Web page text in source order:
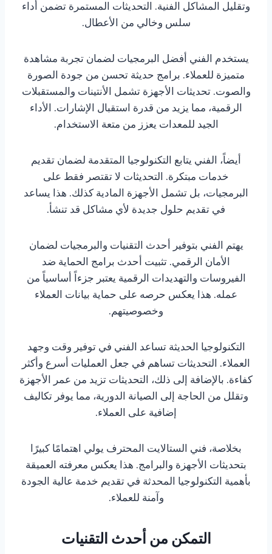
وتقليل المشاكل الفنية. التحديثات المستمرة تضمن أداء
سلس وخالي من الأعطال.
يستخدم الفني أفضل البرمجيات لضمان تجربة مشاهدة
متميزة للعملاء. برامج حديثة تحسن من جودة الصورة
والصوت. تحديثات الأجهزة تشمل الأنتينات والمستقبلات
الرقمية، مما يزيد من قدرة استقبال الإشارات. الأداء
الجيد للمعدات يعزز من متعة الاستخدام.
أيضاً، الفني يتابع التكنولوجيا المتقدمة لضمان تقديم
خدمات مبتكرة. التحديثات لا تقتصر فقط على
البرمجيات، بل تشمل الأجهزة المادية كذلك. هذا يساعد
في تقديم حلول جديدة لأي مشاكل قد تنشأ.
يهتم الفني بتوفير أحدث التقنيات والبرمجيات لضمان
الأمان الرقمي. تثبيت أحدث برامج الحماية ضد
الفيروسات والتهديدات الرقمية يعتبر جزءاً أساسياً من
عمله. هذا يعكس حرصه على حماية بيانات العملاء
وخصوصيتهم.
التكنولوجيا الحديثة تساعد الفني في توفير وقت وجهد
العملاء. التحديثات تساهم في جعل العمليات أسرع وأكثر
كفاءة. بالإضافة إلى ذلك، التحديثات تزيد من عمر الأجهزة
وتقلل من الحاجة إلى الصيانة الدورية، مما يوفر تكاليف
إضافية على العملاء.
بخلاصة، فني الستالايت المحترف يولي اهتمامًا كبيرًا
بتحديثات الأجهزة والبرامج. هذا يعكس معرفته العميقة
بأهمية التكنولوجيا المحدثة في تقديم خدمة عالية الجودة
وآمنة للعملاء.
التمكن من أحدث التقنيات